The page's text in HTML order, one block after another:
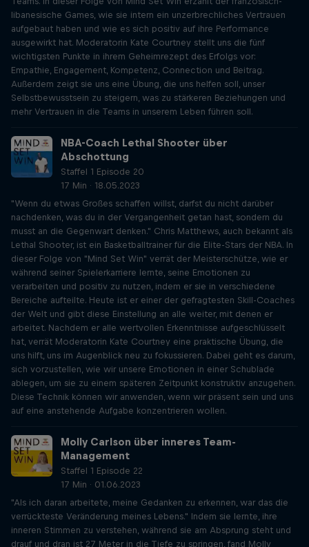
libanesische Games, wie sie intern ein unzerbrechliches Vertrauen
aufgebaut haben und wie es sich positiv auf ihre Performance
ausgewirkt hat. Moderatorin Kate Courtney stellt uns die fünf
wichtigsten Punkte in ihrem Geheimrezept des Erfolgs vor:
Empathie, Engagement, Kompetenz, Connection und Beitrag.
Außerdem zeigt sie uns eine Übung, die uns helfen soll, unser
Selbstbewusstsein zu steigern, was zu stärkeren Beziehungen und
mehr Vertrauen in die Teams in unserem Leben führen soll.
NBA-Coach Lethal Shooter über
Abschottung
Staffel 1 Episode 20
17 Min · 18.05.2023
"Wenn du etwas Großes schaffen willst, darfst du nicht darüber
nachdenken, was du in der Vergangenheit getan hast, sondern du
musst an die Gegenwart denken." Chris Matthews, auch bekannt als
Lethal Shooter, ist ein Basketballtrainer für die Elite-Stars der NBA. In
dieser Folge von "Mind Set Win" verrät der Meisterschütze, wie er
während seiner Spielerkarriere lernte, seine Emotionen zu
verarbeiten und positiv zu nutzen, indem er sie in verschiedene
Bereiche aufteilte. Heute ist er einer der gefragtesten Skill-Coaches
der Welt und gibt diese Einstellung an alle weiter, mit denen er
arbeitet. Nachdem er alle wertvollen Erkenntnisse aufgeschlüsselt
hat, verrät Moderatorin Kate Courtney eine praktische Übung, die
uns hilft, uns im Augenblick neu zu fokussieren. Dabei geht es darum,
sich vorzustellen, wie wir unsere Emotionen in einer Schublade
ablegen, um sie zu einem späteren Zeitpunkt konstruktiv anzugehen.
Diese Technik können wir anwenden, wenn wir präsent sein und uns
auf eine anstehende Aufgabe konzentrieren wollen.
Molly Carlson über inneres Team-
Management
Staffel 1 Episode 22
17 Min · 01.06.2023
"Als ich daran arbeitete, meine Gedanken zu erkennen, war das die
verrückteste Veränderung meines Lebens." Indem sie lernte, ihre
inneren Stimmen zu verstehen, während sie am Absprung steht und
drauf und dran ist 27 Meter in die Tiefe zu springen, fand Molly